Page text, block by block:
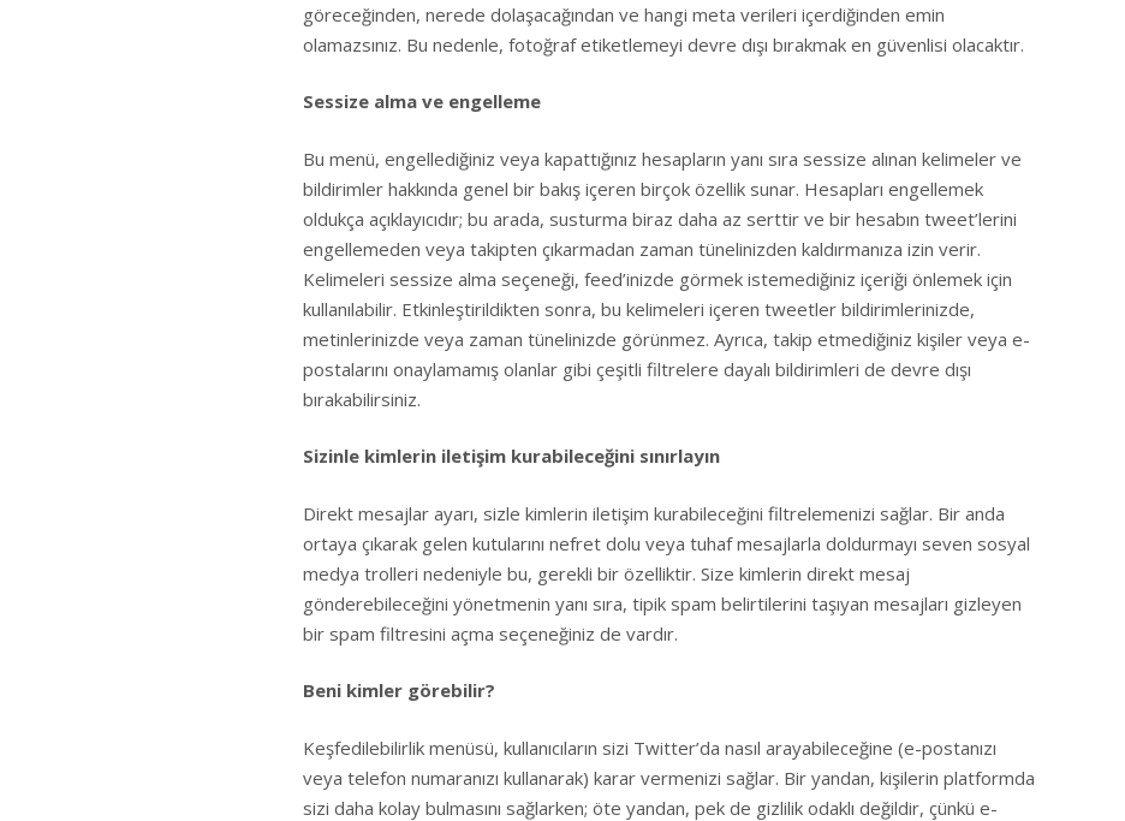
göreceğinden, nerede dolaşacağından ve hangi meta verileri içerdiğinden emin
olamazsınız. Bu nedenle, fotoğraf etiketlemeyi devre dışı bırakmak en güvenlisi olacaktır.
Sessize alma ve engelleme
Bu menü, engellediğiniz veya kapattığınız hesapların yanı sıra sessize alınan kelimeler ve
bildirimler hakkında genel bir bakış içeren birçok özellik sunar. Hesapları engellemek
oldukça açıklayıcıdır; bu arada, susturma biraz daha az serttir ve bir hesabın tweet’lerini
engellemeden veya takipten çıkarmadan zaman tünelinizden kaldırmanıza izin verir.
Kelimeleri sessize alma seçeneği, feed’inizde görmek istemediğiniz içeriği önlemek için
kullanılabilir. Etkinleştirildikten sonra, bu kelimeleri içeren tweetler bildirimlerinizde,
metinlerinizde veya zaman tünelinizde görünmez. Ayrıca, takip etmediğiniz kişiler veya e-
postalarını onaylamamış olanlar gibi çeşitli filtrelere dayalı bildirimleri de devre dışı
bırakabilirsiniz.
Sizinle kimlerin iletişim kurabileceğini sınırlayın
Direkt mesajlar ayarı, sizle kimlerin iletişim kurabileceğini filtrelemenizi sağlar. Bir anda
ortaya çıkarak gelen kutularını nefret dolu veya tuhaf mesajlarla doldurmayı seven sosyal
medya trolleri nedeniyle bu, gerekli bir özelliktir. Size kimlerin direkt mesaj
gönderebileceğini yönetmenin yanı sıra, tipik spam belirtilerini taşıyan mesajları gizleyen
bir spam filtresini açma seçeneğiniz de vardır.
Beni kimler görebilir?
Keşfedilebilirlik menüsü, kullanıcıların sizi Twitter’da nasıl arayabileceğine (e-postanızı
veya telefon numaranızı kullanarak) karar vermenizi sağlar. Bir yandan, kişilerin platformda
sizi daha kolay bulmasını sağlarken; öte yandan, pek de gizlilik odaklı değildir, çünkü e-